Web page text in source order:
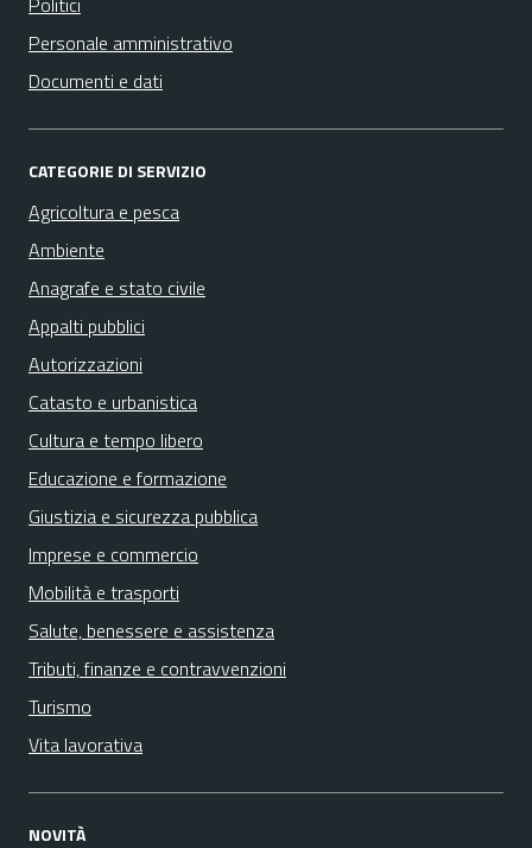
Personale amministrativo
Documenti e dati
CATEGORIE DI SERVIZIO
Agricoltura e pesca
Ambiente
Anagrafe e stato civile
Appalti pubblici
Autorizzazioni
Catasto e urbanistica
Cultura e tempo libero
Educazione e formazione
Giustizia e sicurezza pubblica
Imprese e commercio
Mobilità e trasporti
Salute, benessere e assistenza
Tributi, finanze e contravvenzioni
Turismo
Vita lavorativa
NOVITÀ